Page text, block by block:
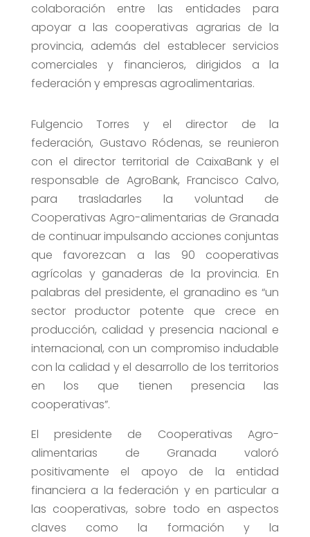
colaboración entre las entidades para
apoyar a las cooperativas agrarias de la
provincia, además del establecer servicios
comerciales y financieros, dirigidos a la
federación y empresas agroalimentarias.
Fulgencio Torres y el director de la
federación, Gustavo Ródenas, se reunieron
con el director territorial de CaixaBank y el
responsable de AgroBank, Francisco Calvo,
para trasladarles la voluntad de
Cooperativas Agro-alimentarias de Granada
de continuar impulsando acciones conjuntas
que favorezcan a las 90 cooperativas
agrícolas y ganaderas de la provincia. En
palabras del presidente, el granadino es “un
sector productor potente que crece en
producción, calidad y presencia nacional e
internacional, con un compromiso indudable
con la calidad y el desarrollo de los territorios
en los que tienen presencia las
cooperativas”.
El presidente de Cooperativas Agro-
alimentarias de Granada valoró
positivamente el apoyo de la entidad
financiera a la federación y en particular a
las cooperativas, sobre todo en aspectos
claves como la formación y la